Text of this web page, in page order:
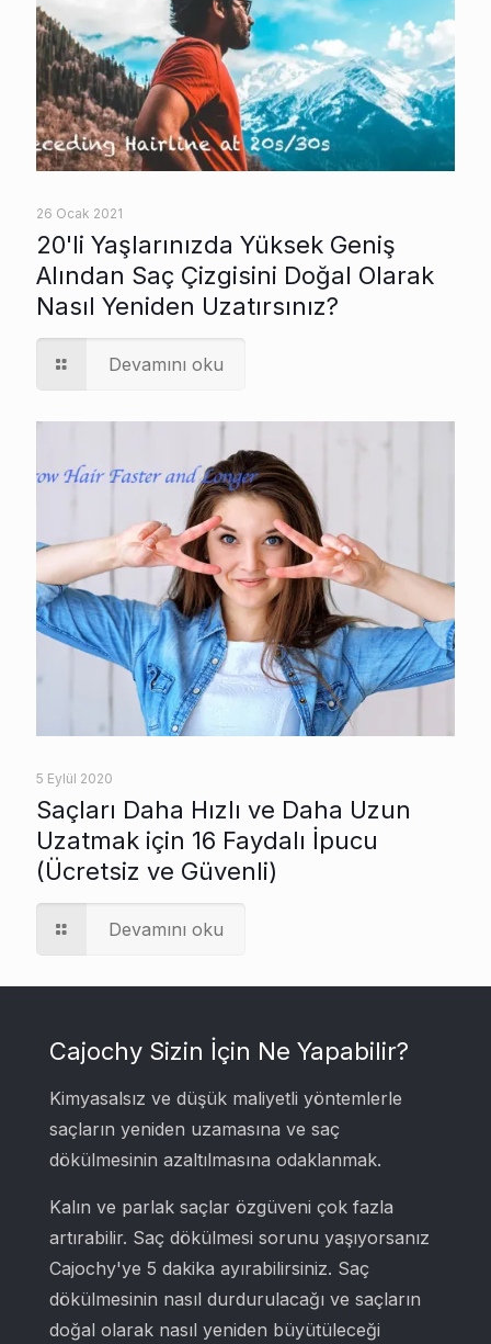
26 Ocak 2021
20'li Yaşlarınızda Yüksek Geniş
Alından Saç Çizgisini Doğal Olarak
Nasıl Yeniden Uzatırsınız?
Devamını oku
5 Eylül 2020
Saçları Daha Hızlı ve Daha Uzun
Uzatmak için 16 Faydalı İpucu
(Ücretsiz ve Güvenli)
Devamını oku
Cajochy Sizin İçin Ne Yapabilir?
Kimyasalsız ve düşük maliyetli yöntemlerle
saçların yeniden uzamasına ve saç
dökülmesinin azaltılmasına odaklanmak.
Kalın ve parlak saçlar özgüveni çok fazla
artırabilir. Saç dökülmesi sorunu yaşıyorsanız
Cajochy'ye 5 dakika ayırabilirsiniz. Saç
dökülmesinin nasıl durdurulacağı ve saçların
doğal olarak nasıl yeniden büyütüleceği